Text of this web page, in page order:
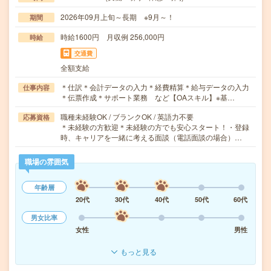
期間 2026年09月上旬～長期 ※9月～！
時給 時給1600円 月収例 256,000円
交通費
全額支給
仕事内容
＊仕訳＊会計データの入力＊経費精算＊給与データの入力
＊伝票作成＊サポート業務 など【OAスキル】※基…
応募資格
職種未経験OK / ブランクOK / 英語力不要
＊未経験の方歓迎＊未経験の方でも安心スタート！・登録
時、キャリアを一緒に考える面談（電話面談の場合）…
職場の雰囲気
年齢層
20代
30代 40代 50代
60代
男女比率
女性
男性
もっと見る